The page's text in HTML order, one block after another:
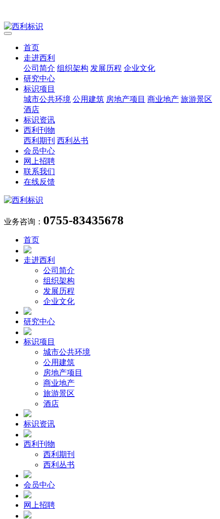
首页
走进西利
公司简介 组织架构 发展历程 企业文化
研究中心
标识项目
城市公共环境 公用建筑 房地产项目 商业地产 旅游景区
酒店
标识资讯
西利刊物
西利期刊 西利丛书
会员中心
网上招聘
联系我们
在线反馈
业务咨询： 0755-83435678
首页
走进西利
公司简介
组织架构
发展历程
企业文化
研究中心
标识项目
城市公共环境
公用建筑
房地产项目
商业地产
旅游景区
酒店
标识资讯
西利刊物
西利期刊
西利丛书
会员中心
网上招聘